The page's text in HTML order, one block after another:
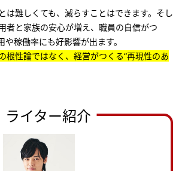
は難しくても、減らすことはできます。そし
者と家族の安心が増え、職員の自信がつ
や稼働率にも好影響が出ます。
根性論ではなく、経営がつくる“再現性のあ
ライター紹介